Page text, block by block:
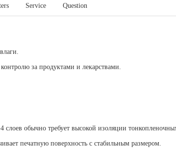
Service Question
за продуктами и лекарствами.
слоев обычно требует высокой изоляции
печатную поверхность с стабильным размером.